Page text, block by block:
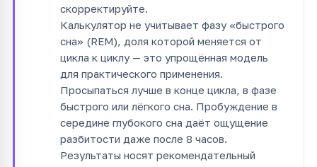
скорректируйте.
Калькулятор не учитывает фазу «быстрого
сна» (REM), доля которой меняется от
цикла к циклу — это упрощённая модель
для практического применения.
Просыпаться лучше в конце цикла, в фазе
быстрого или лёгкого сна. Пробуждение в
середине глубокого сна даёт ощущение
разбитости даже после 8 часов.
Результаты носят рекомендательный